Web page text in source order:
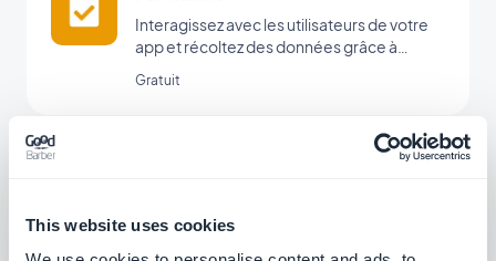
This website uses cookies
Interagissez avec les utilisateurs de votre
app et récoltez des données grâce à
Gratuit
et des questionnaires